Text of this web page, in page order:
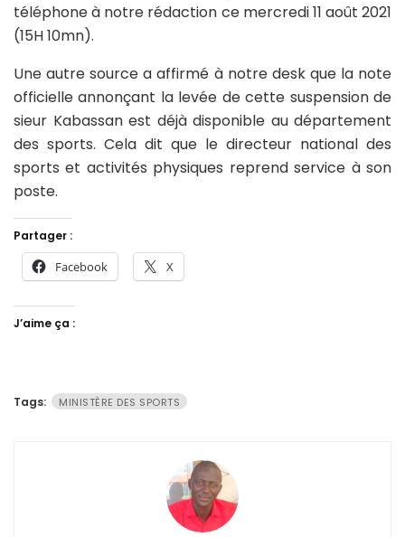
téléphone à notre rédaction ce mercredi 11 août 2021
(15H 10mn).
Une autre source a affirmé à notre desk que la note
officielle annonçant la levée de cette suspension de
sieur Kabassan est déjà disponible au département
des sports. Cela dit que le directeur national des
sports et activités physiques reprend service à son
poste.
Partager :
Facebook X
J’aime ça :
Tags: MINISTÈRE DES SPORTS